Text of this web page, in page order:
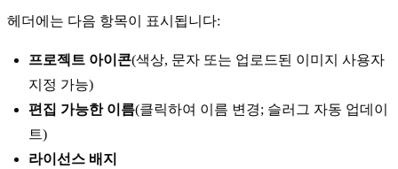
헤더에는 다음 항목이 표시됩니다:
프로젝트 아이콘(색상, 문자 또는 업로드된 이미지 사용자
지정 가능)
편집 가능한 이름(클릭하여 이름 변경; 슬러그 자동 업데이
트)
라이선스 배지